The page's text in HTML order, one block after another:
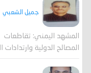
جميل الشعبي
المشهد اليمني: تقاطعات
المصالح الدولية وارتدادات